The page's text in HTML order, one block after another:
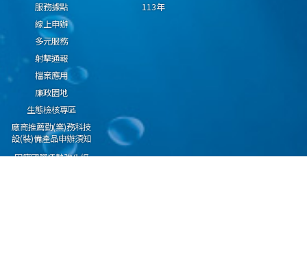
服務據點
線上申辦
多元服務
射擊通報
檔案應用
廉政園地
生態檢核專區
廠商推薦勤(業)務科技
設(裝)備產品申辦須知
因應國際情勢強化經
113年